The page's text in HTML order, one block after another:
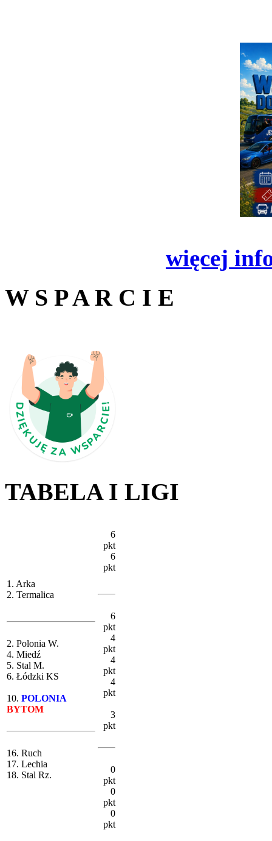
więcej
W S P A R C I E
TABELA I LIGI
1. Arka
2. Termalica
2. Polonia W.
4. Miedź
5. Stal M.
6. Łódzki KS
10. POLONIA
BYTOM
16. Ruch
17. Lechia
18. Stal Rz.
6
pkt
6
pkt
6
pkt
4
pkt
4
pkt
4
pkt
3
pkt
0
pkt
0
pkt
0
pkt